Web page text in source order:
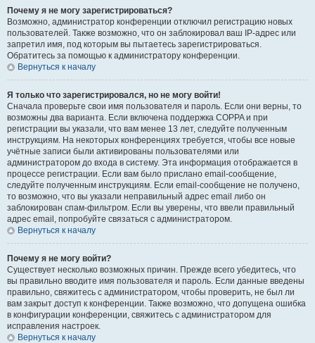
Почему я не могу зарегистрироваться?
Возможно, администратор конференции отключил регистрацию новых
пользователей. Также возможно, что он заблокировал ваш IP-адрес или
запретил имя, под которым вы пытаетесь зарегистрироваться.
Обратитесь за помощью к администратору конференции.
Вернуться к началу
Я только что зарегистрировался, но не могу войти!
Сначала проверьте свои имя пользователя и пароль. Если они верны, то
возможны два варианта. Если включена поддержка COPPA и при
регистрации вы указали, что вам менее 13 лет, следуйте полученным
инструкциям. На некоторых конференциях требуется, чтобы все новые
учётные записи были активированы пользователями или
администратором до входа в систему. Эта информация отображается в
процессе регистрации. Если вам было прислано email-сообщение,
следуйте полученным инструкциям. Если email-сообщение не получено,
то возможно, что вы указали неправильный адрес email либо он
заблокирован спам-фильтром. Если вы уверены, что ввели правильный
адрес email, попробуйте связаться с администратором.
Вернуться к началу
Почему я не могу войти?
Существует несколько возможных причин. Прежде всего убедитесь, что
вы правильно вводите имя пользователя и пароль. Если данные введены
правильно, свяжитесь с администратором, чтобы проверить, не был ли
вам закрыт доступ к конференции. Также возможно, что допущена ошибка
в конфигурации конференции, свяжитесь с администратором для
исправления настроек.
Вернуться к началу